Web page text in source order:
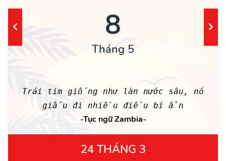
8
Tháng 5
Trái tim giống như làn nước sâu, nó
giấu đi nhiều điều bí ẩn
-Tục ngữ Zambia-
24 THÁNG 3